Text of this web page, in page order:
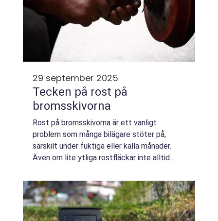
29 september 2025
Tecken på rost på
bromsskivorna
Rost på bromsskivorna är ett vanligt
problem som många bilägare stöter på,
särskilt under fuktiga eller kalla månader.
Även om lite ytliga rostfläckar inte alltid